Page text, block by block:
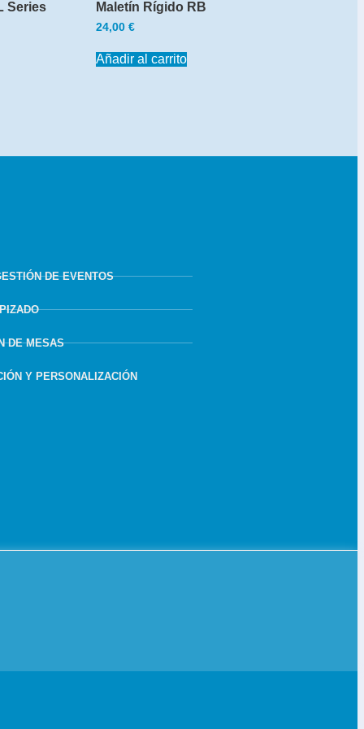
Series Maletín Rígido RB
24,00 €
Añadir al carrito
DE EVENTOS
DE MESAS
Y PERSONALIZACIÓN